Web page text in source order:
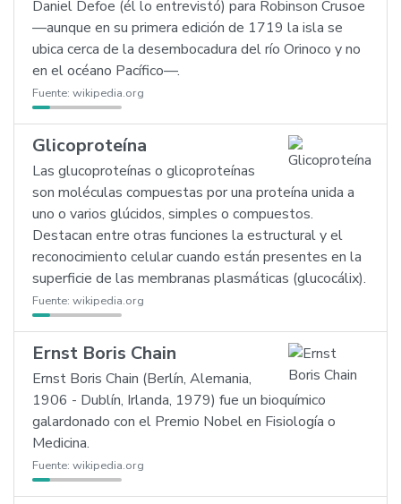
Daniel Defoe (él lo entrevistó) para Robinson Crusoe
—aunque en su primera edición de 1719 la isla se
ubica cerca de la desembocadura del río Orinoco y no
en el océano Pacífico—.
Fuente: wikipedia.org
Glicoproteína
Las glucoproteínas o glicoproteínas
son moléculas compuestas por una proteína unida a
uno o varios glúcidos, simples o compuestos.
Destacan entre otras funciones la estructural y el
reconocimiento celular cuando están presentes en la
superficie de las membranas plasmáticas (glucocálix).
Fuente: wikipedia.org
Ernst Boris Chain
Ernst Boris Chain (Berlín, Alemania,
1906 - Dublín, Irlanda, 1979) fue un bioquímico
galardonado con el Premio Nobel en Fisiología o
Medicina.
Fuente: wikipedia.org